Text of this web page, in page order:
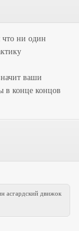
что ни один
ваши
в конце концов
асгардский движок